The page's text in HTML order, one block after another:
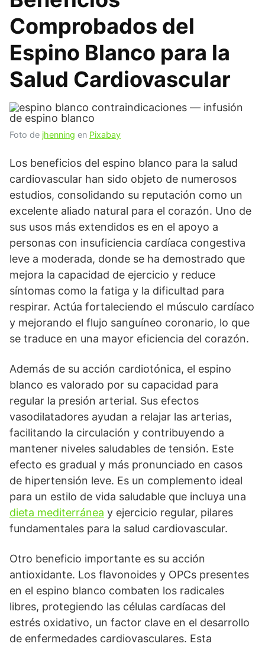
Comprobados del
Espino Blanco para la
Salud Cardiovascular
Foto de jhenning en Pixabay
Los beneficios del espino blanco para la salud
cardiovascular han sido objeto de numerosos
estudios, consolidando su reputación como un
excelente aliado natural para el corazón. Uno de
sus usos más extendidos es en el apoyo a
personas con insuficiencia cardíaca congestiva
leve a moderada, donde se ha demostrado que
mejora la capacidad de ejercicio y reduce
síntomas como la fatiga y la dificultad para
respirar. Actúa fortaleciendo el músculo cardíaco
y mejorando el flujo sanguíneo coronario, lo que
se traduce en una mayor eficiencia del corazón.
Además de su acción cardiotónica, el espino
blanco es valorado por su capacidad para
regular la presión arterial. Sus efectos
vasodilatadores ayudan a relajar las arterias,
facilitando la circulación y contribuyendo a
mantener niveles saludables de tensión. Este
efecto es gradual y más pronunciado en casos
de hipertensión leve. Es un complemento ideal
para un estilo de vida saludable que incluya una
dieta mediterránea y ejercicio regular, pilares
fundamentales para la salud cardiovascular.
Otro beneficio importante es su acción
antioxidante. Los flavonoides y OPCs presentes
en el espino blanco combaten los radicales
libres, protegiendo las células cardíacas del
estrés oxidativo, un factor clave en el desarrollo
de enfermedades cardiovasculares. Esta